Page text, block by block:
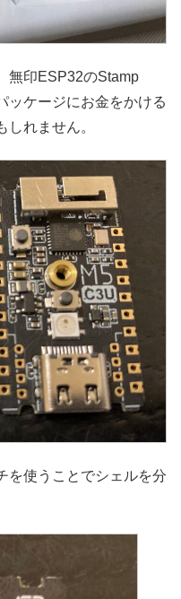
無印ESP32のStamp
ッケージにお金をかける
れません。
を使うことでシェルを分